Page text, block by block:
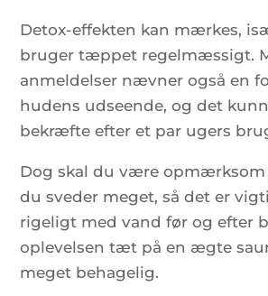
Detox-effekten kan mærkes,
bruger tæppet regelmæssigt.
anmeldelser nævner også en
hudens udseende, og det
bekræfte efter et par ugers
Dog skal du være
du sveder meget, så det er
rigeligt med vand før og efter
oplevelsen tæt på en ægte
meget behagelig.